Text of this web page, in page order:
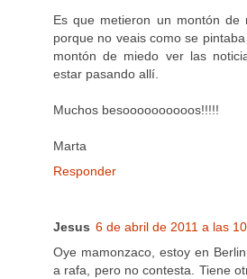
Es que metieron un montón de
porque no veais como se
montón de miedo ver las
estar pasando allí.
Muchos besoooooooooos!!!!!
Marta
Responder
Jesus 6 de abril de 2011 a las
Oye mamonzaco, estoy en
a rafa, pero no contesta. Tiene